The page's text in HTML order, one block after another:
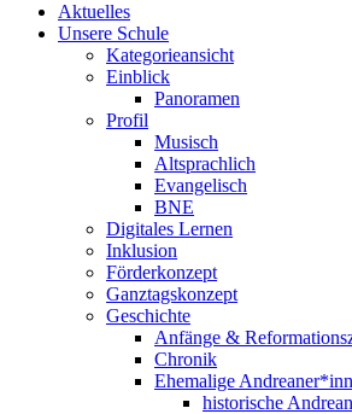
Aktuelles
Unsere Schule
Kategorieansicht
Einblick
Panoramen
Profil
Musisch
Altsprachlich
Evangelisch
BNE
Digitales Lernen
Inklusion
Förderkonzept
Ganztagskonzept
Geschichte
Anfänge &
Chronik
Ehemalige
historische